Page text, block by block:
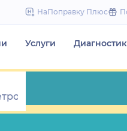
НаПоправку Плюс
Услуги